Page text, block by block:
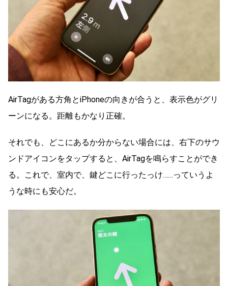
AirTagがある方角とiPhoneの向きが合うと、表示色がグリ
ーンになる。距離もかなり正確。
それでも、どこにあるか分からない場合には、右下のサウ
ンドアイコンをタップすると、AirTagを鳴らすことができ
る。これで、室内で、鍵どこに行ったっけ……っていうよ
うな時にも安心だ。